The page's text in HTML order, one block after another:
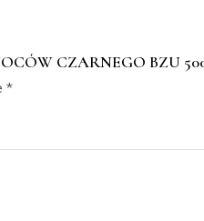
CZARNEGO BZU
*